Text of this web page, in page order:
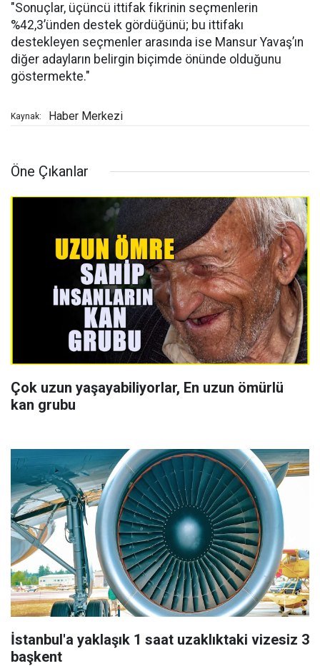
"Sonuçlar, üçüncü ittifak fikrinin seçmenlerin
%42,3’ünden destek gördüğünü; bu ittifakı
destekleyen seçmenler arasında ise Mansur Yavaş’ın
diğer adayların belirgin biçimde önünde olduğunu
göstermekte."
Kaynak: Haber Merkezi
Öne Çıkanlar
Çok uzun yaşayabiliyorlar, En uzun ömürlü
kan grubu
İstanbul'a yaklaşık 1 saat uzaklıktaki vizesiz 3
başkent